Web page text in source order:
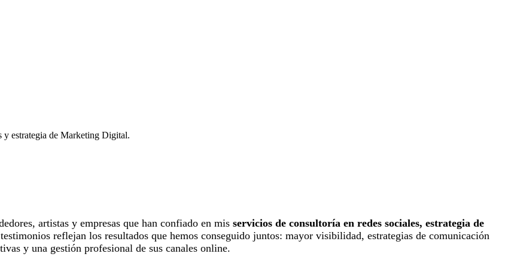
y estrategia de Marketing Digital.
artistas y empresas que han confiado en mis servicios de consultoría en redes sociales, estrategia de
reflejan los resultados que hemos conseguido juntos: mayor visibilidad, estrategias de comunicación
y una gestión profesional de sus canales online.